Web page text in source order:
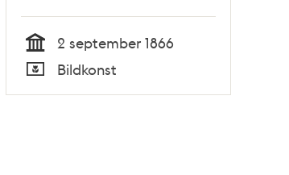
Skämt, Humor och Satir,
nr 36, den 2 september
1866
Tid
2 september 1866
Bildkonst